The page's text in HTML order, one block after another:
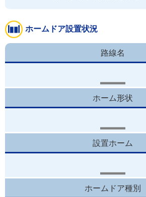
ホームドア設置状況
路線名
ホーム形状
設置ホーム
ホームドア種別